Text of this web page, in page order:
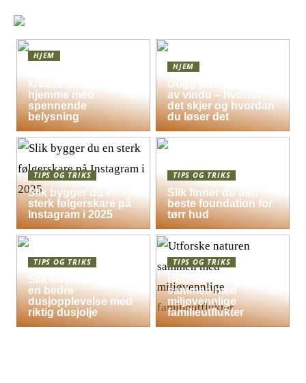
HJEM
kreativ atmosfære
hjemme med
spennende
belysning
HJEM
Dugg på indersiden
av vindu – hvorfor
det skjer og hvordan
du løser det
TIPS OG TRIKS
Slik bygger du en
sterk følgerskare på
Instagram i 2025
TIPS OG TRIKS
Slik finner du den
beste foundation for
tørr hud
TIPS OG TRIKS
Slik får hele familien
en bedre
dusjopplevelse med
riktig dusjolje
TIPS OG TRIKS
Utforske naturen
sammen med
miljøvennlige
familieutflukter